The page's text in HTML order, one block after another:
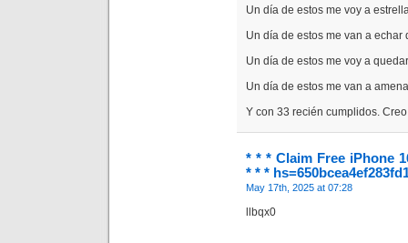
Un día de estos me voy a
Un día de estos me van a echar
Un día de estos me voy a
Un día de estos me van a
Y con 33 recién cumplidos.
* * * Claim Free iPhone
* * *
May 17th, 2025 at 07:28
llbqx0